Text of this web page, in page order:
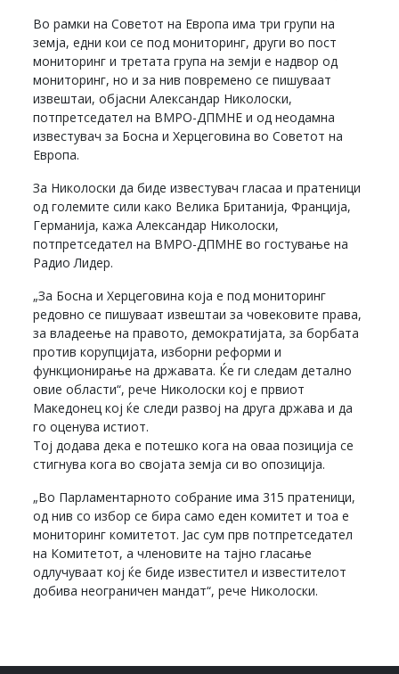
Во рамки на Советот на Европа има три групи на
земја, едни кои се под мониторинг, други во пост
мониторинг и третата група на земји е надвор од
мониторинг, но и за нив повремено се пишуваат
извештаи, објасни Александар Николоски,
потпретседател на ВМРО-ДПМНЕ и од неодамна
известувач за Босна и Херцеговина во Советот на
Европа.
За Николоски да биде известувач гласаа и пратеници
од големите сили како Велика Британија, Франција,
Германија, кажа Александар Николоски,
потпретседател на ВМРО-ДПМНЕ во гостување на
Радио Лидер.
„За Босна и Херцеговина која е под мониторинг
редовно се пишуваат извештаи за човековите права,
за владеење на правото, демократијата, за борбата
против корупцијата, изборни реформи и
функционирање на државата. Ќе ги следам детално
овие области“, рече Николоски кој е првиот
Македонец кој ќе следи развој на друга држава и да
го оценува истиот.
Тој додава дека е потешко кога на оваа позиција се
стигнува кога во својата земја си во опозиција.
„Во Парламентарното собрание има 315 пратеници,
од нив со избор се бира само еден комитет и тоа е
мониторинг комитетот. Јас сум прв потпретседател
на Комитетот, а членовите на тајно гласање
одлучуваат кој ќе биде известител и известителот
добива неограничен мандат“, рече Николоски.